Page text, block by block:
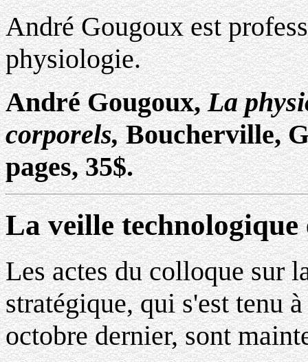
André Gougoux est
physiologie.
André Gougoux,La
corporels,Boucherville,
pages, 35$.
La veille technologique
Les actes du colloque sur
stratégique, qui s'est tenu
octobre dernier, sont